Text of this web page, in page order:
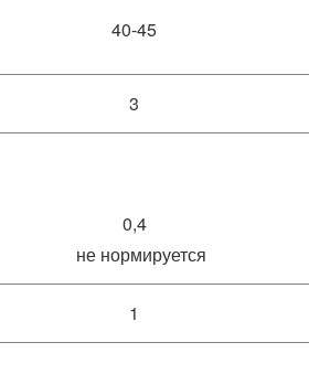
40-45
3
0,4
не нормируется
1